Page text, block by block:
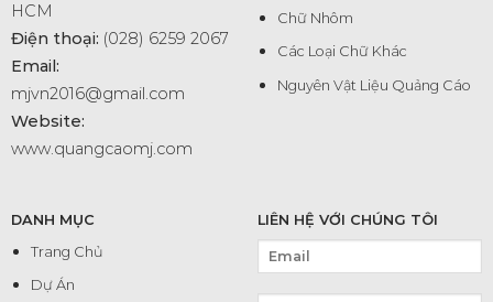
HCM
Điện thoại: (028) 6259 2067
Email:
mjvn2016@gmail.com
Website:
www.quangcaomj.com
Chữ Nhôm
Các Loại Chữ Khác
Nguyên Vật Liệu Quảng Cáo
DANH MỤC
Trang Chủ
Dự Án
LIÊN HỆ VỚI CHÚNG TÔI